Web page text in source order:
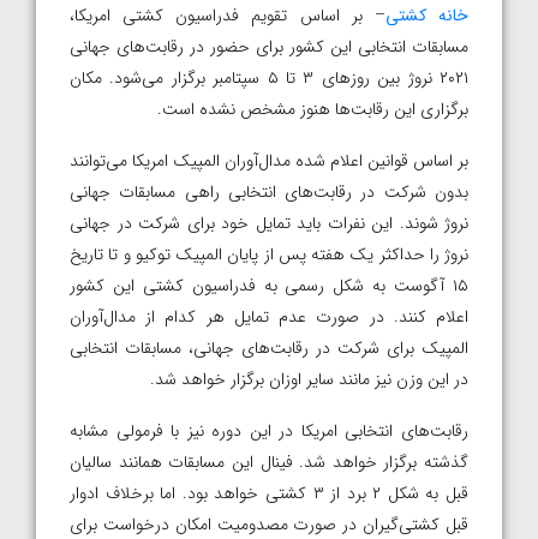
خانه کشتی– بر اساس تقویم فدراسیون کشتی امریکا،
مسابقات انتخابی این کشور برای حضور در رقابت‌های جهانی
۲۰۲۱ نروژ بین روزهای ۳ تا ۵ سپتامبر برگزار می‌شود. مکان
برگزاری این رقابت‌ها هنوز مشخص نشده است.
بر اساس قوانین اعلام شده مدال‌آوران المپیک امریکا می‌توانند
بدون شرکت در رقابت‌های انتخابی راهی مسابقات جهانی
نروژ شوند. این نفرات باید تمایل خود برای شرکت در جهانی
نروژ را حداکثر یک هفته پس از پایان المپیک توکیو و تا تاریخ
۱۵ آگوست به شکل رسمی به فدراسیون کشتی این کشور
اعلام کنند. در صورت عدم تمایل هر کدام از مدال‌آوران
المپیک برای شرکت در رقابت‌های جهانی، مسابقات انتخابی
در این وزن نیز مانند سایر اوزان برگزار خواهد شد.
رقابت‌های انتخابی امریکا در این دوره نیز با فرمولی مشابه
گذشته برگزار خواهد شد. فینال این مسابقات همانند سالیان
قبل به شکل ۲ برد از ۳ کشتی خواهد بود. اما برخلاف ادوار
قبل کشتی‌گیران در صورت مصدومیت امکان درخواست برای